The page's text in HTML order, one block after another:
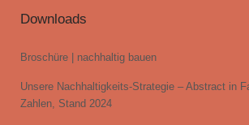
Downloads
Broschüre | nachhaltig bauen
Unsere Nachhaltigkeits-Strategie – Abstract in
Zahlen, Stand 2024